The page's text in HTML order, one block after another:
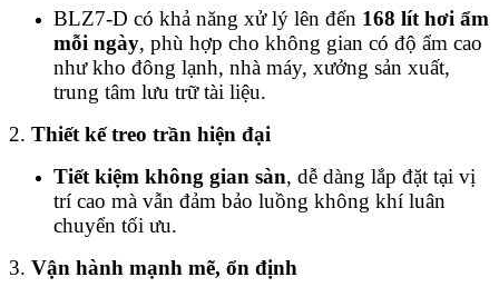
BLZ7-D có khả năng xử lý lên đến 168 lít hơi ẩm
mỗi ngày, phù hợp cho không gian có độ ẩm cao
như kho đông lạnh, nhà máy, xưởng sản xuất,
trung tâm lưu trữ tài liệu.
2. Thiết kế treo trần hiện đại
Tiết kiệm không gian sàn, dễ dàng lắp đặt tại vị
trí cao mà vẫn đảm bảo luồng không khí luân
chuyển tối ưu.
3. Vận hành mạnh mẽ, ổn định